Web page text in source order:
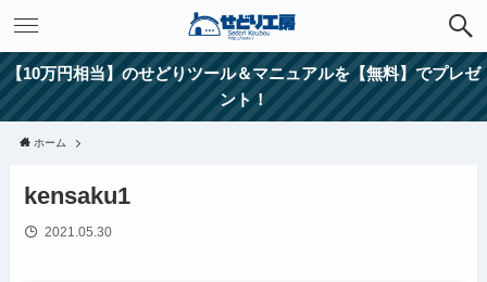
【10万円相当】のせどりツール＆マニュアルを【無料】でプレゼ
ント！
ホーム
kensaku1
2021.05.30